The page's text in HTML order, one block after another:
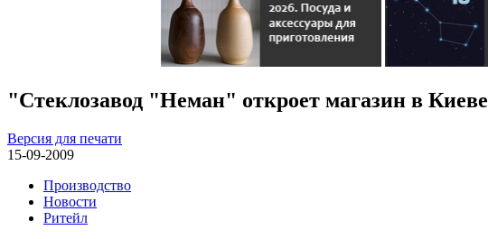
"Стеклозавод "Неман" откроет магазин в Киеве
Версия для печати
15-09-2009
Производство
Новости
Ритейл